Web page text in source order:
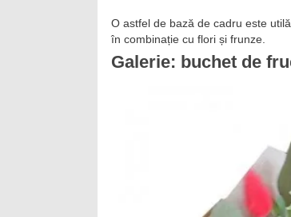
O astfel de bază de cadru este
în combinație cu flori și frunze.
Galerie: buchet de